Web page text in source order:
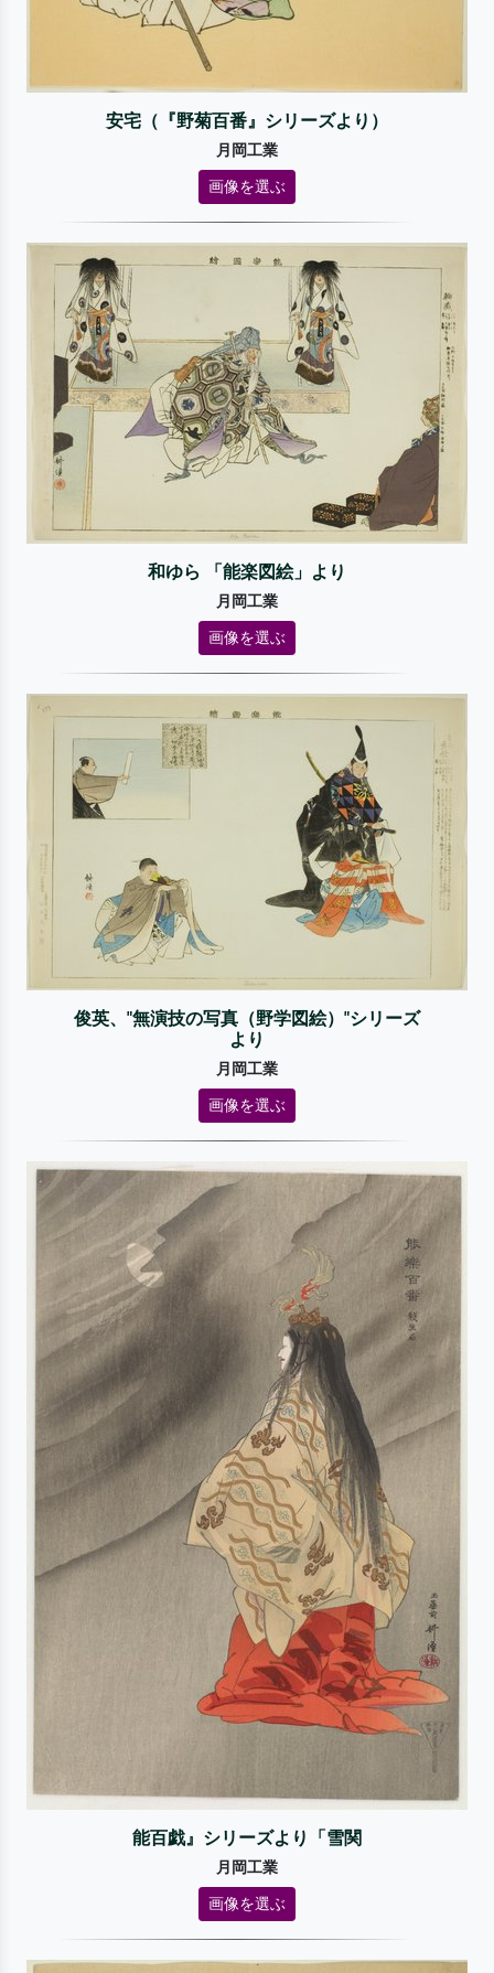
安宅（『野菊百番』シリーズより）
月岡工業
画像を選ぶ
和ゆら 「能楽図絵」より
月岡工業
画像を選ぶ
俊英、"無演技の写真（野学図絵）"シリーズ
より
月岡工業
画像を選ぶ
能百戯』シリーズより「雪関
月岡工業
画像を選ぶ